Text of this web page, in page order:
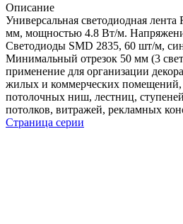
Описание
Универсальная светодиодная
мм, мощностью 4.8 Вт/м.
Светодиоды SMD 2835, 60 шт/м,
Минимальный отрезок 50 мм (3
применение для организации
жилых и коммерческих помещений,
потолочных ниш, лестниц,
потолков, витражей, рекламных
Страница серии